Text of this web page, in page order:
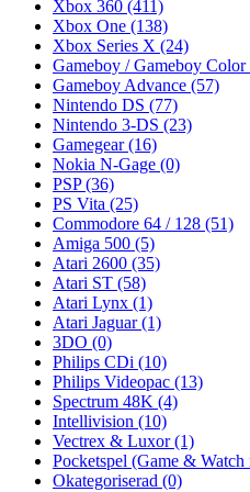
Xbox 360 (411)
Xbox One (138)
Xbox Series X (24)
Gameboy / Gameboy Color
Gameboy Advance (57)
Nintendo DS (77)
Nintendo 3-DS (23)
Gamegear(16)
Nokia N-Gage (0)
PSP(36)
PS Vita (25)
Commodore 64 / 128 (51)
Amiga 500 (5)
Atari 2600 (35)
Atari ST (58)
Atari Lynx (1)
Atari Jaguar(1)
3DO (0)
Philips CDi (10)
Philips Videopac (13)
Spectrum 48K (4)
Intellivision (10)
Vectrex & Luxor(1)
Pocketspel (Game & Watch
Okategoriserad (0)